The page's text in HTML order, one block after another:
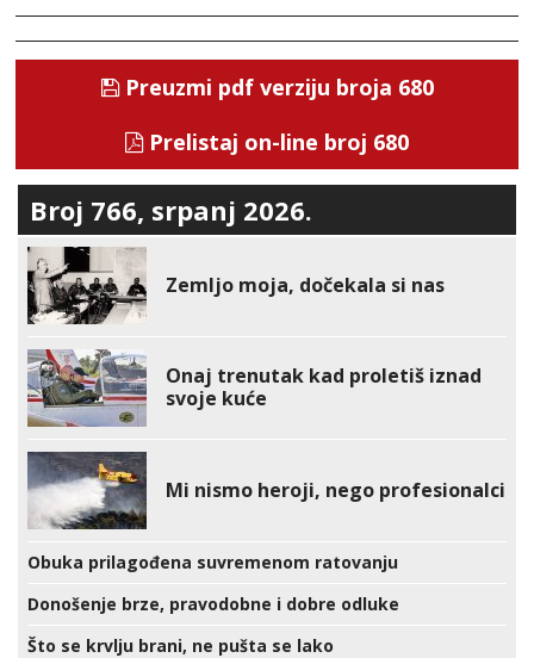
Preuzmi pdf verziju broja 680
Prelistaj on-line broj 680
Broj 766, srpanj 2026.
Zemljo moja, dočekala si nas
Onaj trenutak kad proletiš iznad
svoje kuće
Mi nismo heroji, nego profesionalci
Obuka prilagođena suvremenom ratovanju
Donošenje brze, pravodobne i dobre odluke
Što se krvlju brani, ne pušta se lako